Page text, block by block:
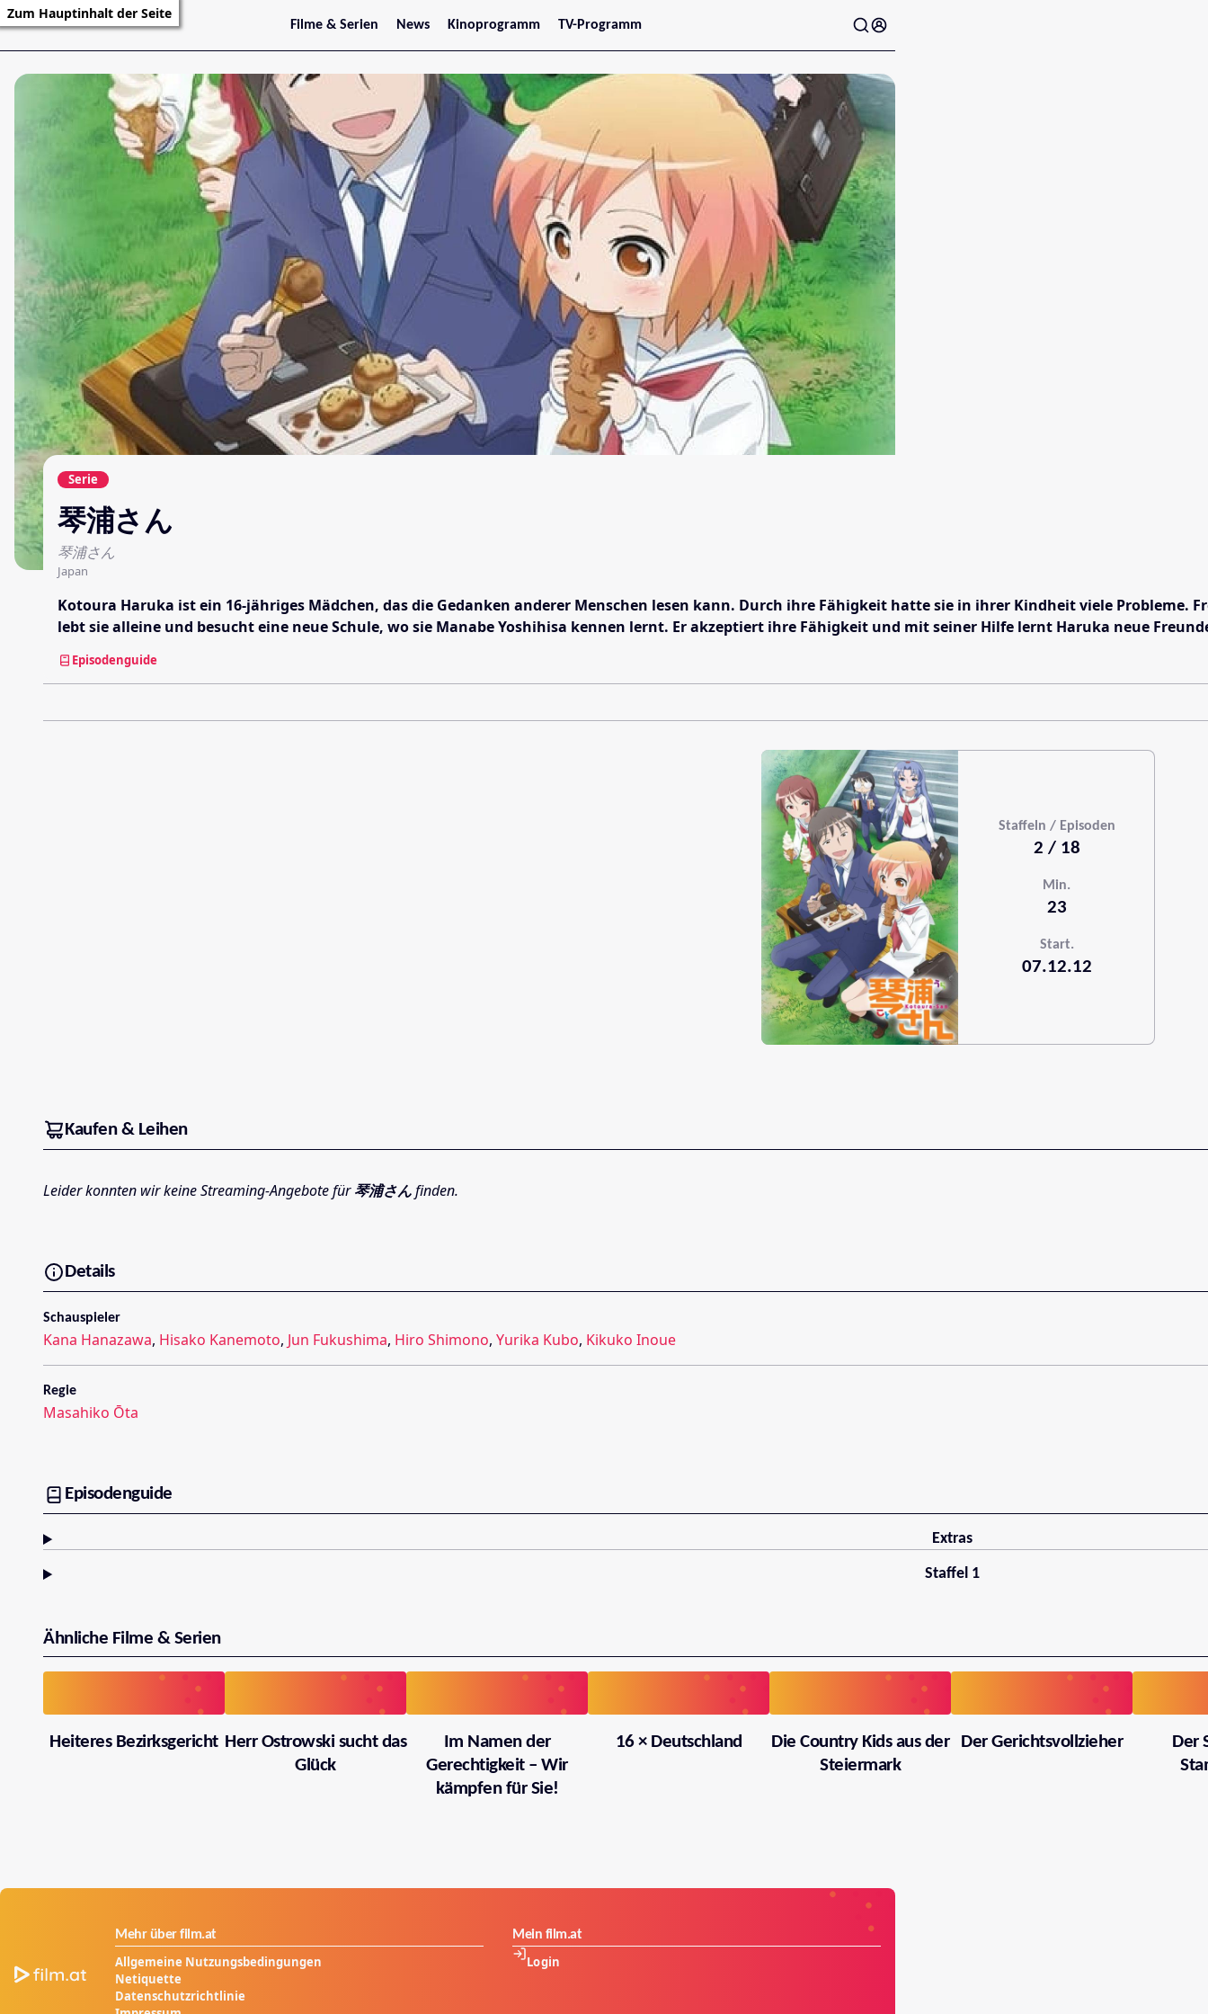
Zum Hauptinhalt der Seite
Filme & Serien
Trailer
Filmarchiv
News
Stars
Kinoprogramm
Jetzt im Kino
Wien
Niederösterreich
Oberösterreich
Steiermark
Burgenland
Salzburg
Vorarlberg
TV-Programm
Serie
琴浦さん
琴浦さん
Japan
Kotoura Haruka ist ein 16-jähriges Mädchen, das die Gedanken anderer Menschen lesen kann. Durch ihre Fähigkeit hatte sie in ihrer Kindheit viele Probleme.
lebt sie alleine und besucht eine neue Schule, wo sie Manabe Yoshihisa kennen lernt. Er akzeptiert ihre Fähigkeit und mit seiner Hilfe lernt Haruka neue
Episodenguide
Staffeln / Episoden
2 / 18
Min.
23
Start.
07.12.12
Kaufen & Leihen
Leider konnten wir keine Streaming-Angebote für琴浦さんfinden.
Details
Schauspieler
Kana Hanazawa, Hisako Kanemoto, Jun Fukushima, Hiro Shimono, Yurika Kubo, Kikuko Inoue
Regie
Masahiko Ōta
Episodenguide
Extras
Staffel 1
Ähnliche Filme & Serien
Heiteres Bezirksgericht Herr Ostrowski sucht das
Glück
Im Namen der
Gerechtigkeit – Wir
kämpfen für Sie!
16 × Deutschland
Die Country Kids aus der
Steiermark
Der Gerichtsvollzieher
Der
Mehr über film.at
Allgemeine Nutzungsbedingungen
Netiquette
Datenschutzrichtlinie
Mein film.at
Login